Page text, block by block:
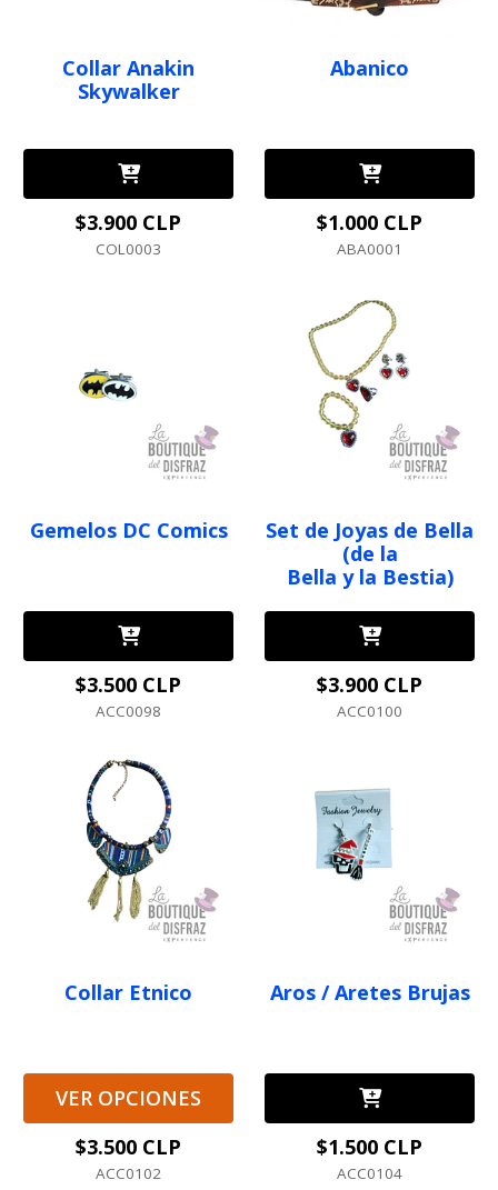
Collar Anakin
Skywalker
$3.900 CLP
COL0003
Abanico
$1.000 CLP
ABA0001
Gemelos DC Comics
$3.500 CLP
ACC0098
Set de Joyas de Bella
(de la
Bella y la Bestia)
$3.900 CLP
ACC0100
Collar Etnico
VER OPCIONES
$3.500 CLP
ACC0102
Aros / Aretes Brujas
$1.500 CLP
ACC0104